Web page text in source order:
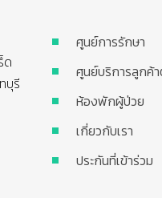
ด
บุรี
ศูนย์การรักษา
ศูนย์บริการลูกค้า
ห้องพักผู้ป่วย
เกี่ยวกับเรา
ประกันที่เข้าร่วม